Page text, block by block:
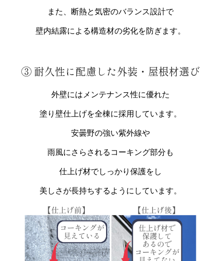
また、断熱と気密のバランス設計で
壁内結露による構造材の劣化を防ぎます。
③ 耐久性に配慮した外装・屋根材選び
外壁にはメンテナンス性に優れた
塗り壁仕上げを全棟に採用しています。
安曇野の強い紫外線や
雨風にさらされるコーキング部分も
仕上げ材でしっかり保護をし
美しさが長持ちするようにしています。